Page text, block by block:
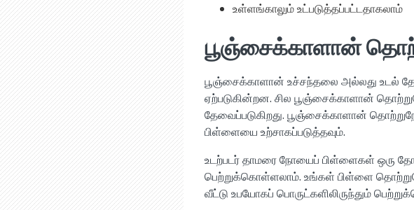
உள்ளங்காலும் உட்படுத்தப்பட்டதாகலாம்
பூஞ்சைக்காளான்
பூஞ்சைக்காளான் உச்சந்தலை அல்லது உடல்
ஏற்படுகின்றன. சில பூஞ்சைக்காளான்
தேவைப்படுகிறது. பூஞ்சைக்காளான்
பிள்ளையை உற்சாகப்படுத்தவும்.
உடற்படர் தாமரை நோயைப் பிள்ளைகள் ஒரு
பெற்றுக்கொள்ளலாம். உங்கள் பிள்ளை
வீட்டு உபயோகப் பொருட்களிலிருந்தும்